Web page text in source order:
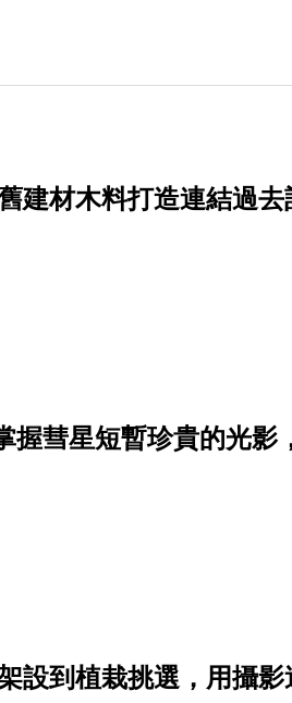
建材木料打造連結過
握彗星短暫珍貴的光影
設到植栽挑選，用攝